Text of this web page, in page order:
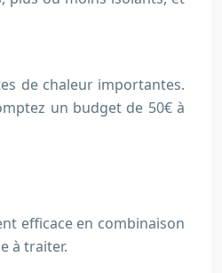
de chaleur importantes.
un budget de 50€ à
efficace en combinaison
à traiter.